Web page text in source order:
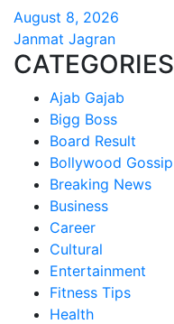
August 8, 2026
Janmat Jagran
CATEGORIES
Ajab Gajab
Bigg Boss
Board Result
Bollywood Gossip
Breaking News
Business
Career
Cultural
Entertainment
Fitness Tips
Health